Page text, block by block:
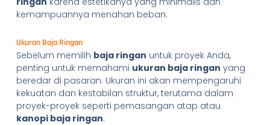
kemampuannya menahan beban.
Ukuran Baja Ringan
Sebelum memilih baja ringan untuk proyek Anda,
penting untuk memahami ukuran baja ringan yang
beredar di pasaran. Ukuran ini akan mempengaruhi
kekuatan dan kestabilan struktur, terutama dalam
proyek-proyek seperti pemasangan atap atau
kanopi baja ringan.